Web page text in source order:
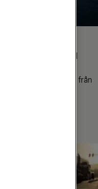
färja är en väg till
finns 5G och IoT från